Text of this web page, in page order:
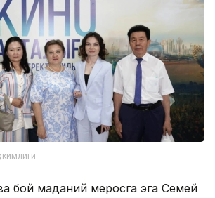
бой маданий меросга эга Семей